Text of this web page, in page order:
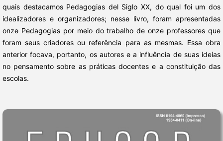
quais destacamos Pedagogias del Siglo XX, do qual foi um dos
idealizadores e organizadores; nesse livro, foram apresentadas
onze Pedagogias por meio do trabalho de onze professores que
foram seus criadores ou referência para as mesmas. Essa obra
anterior focava, portanto, os autores e a influência de suas ideias
no pensamento sobre as práticas docentes e a constituição das
escolas.